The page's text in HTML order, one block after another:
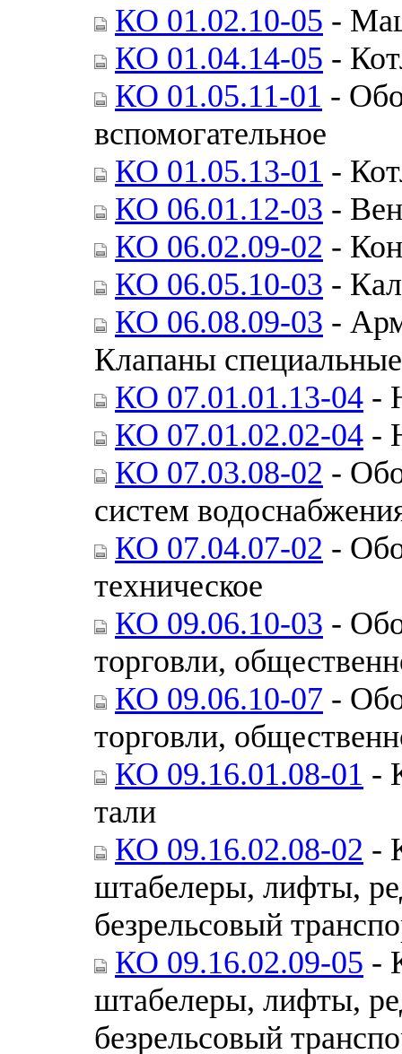
КО 01.02.10-05 -
КО 01.04.14-05 -
КО 01.05.11-01 -
вспомогательное
КО 01.05.13-01 -
КО 06.01.12-03 -
КО 06.02.09-02 -
КО 06.05.10-03 -
КО 06.08.09-03 -
Клапаны
КО 07.01.01.13-04 -
КО 07.01.02.02-04 -
КО 07.03.08-02 -
систем
КО 07.04.07-02 -
техническое
КО 09.06.10-03 -
торговли,
КО 09.06.10-07 -
торговли,
КО 09.16.01.08-01 -
тали
КО 09.16.02.08-02 -
штабелеры, лифты,
безрельсовый
КО 09.16.02.09-05 -
штабелеры, лифты,
безрельсовый